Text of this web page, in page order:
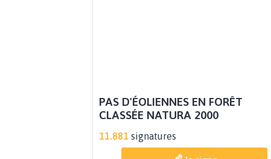
PAS D'ÉOLIENNES EN FORÊT
CLASSÉE NATURA 2000
11.881 signatures